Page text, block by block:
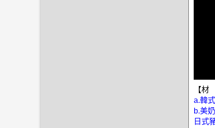
【材
a.韓
b.美
日式